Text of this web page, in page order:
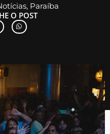
, Paraíba
O POST